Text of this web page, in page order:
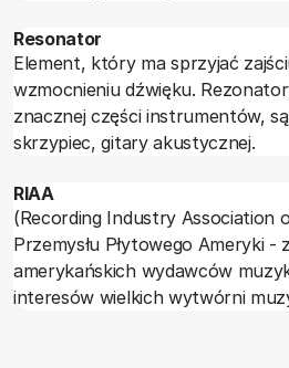
Resonator
Element, który ma sprzyjać
wzmocnieniu dźwięku.
znacznej części instrumentów,
skrzypiec, gitary akustycznej.
RIAA
(Recording Industry Association
Przemysłu Płytowego Ameryki -
amerykańskich wydawców
interesów wielkich wytwórni